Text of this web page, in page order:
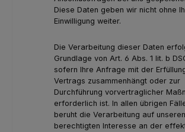
Diese Daten geben wir nicht ohne
Einwilligung weiter.
Die Verarbeitung dieser Daten
Grundlage von Art. 6 Abs. 1 lit. b
sofern Ihre Anfrage mit der
Vertrags zusammenhängt oder zur
Durchführung vorvertraglicher
erforderlich ist. In allen übrigen
beruht die Verarbeitung auf
berechtigten Interesse an der